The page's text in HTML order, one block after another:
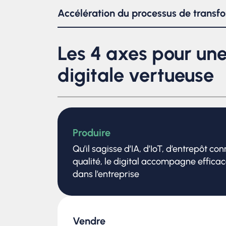
fournir un soutien pratique dans la
Accélération du processus de
apportent des compétences
progrès plus rapidement et plus
En résumé, nos directeurs / directrices en
stratégique, une gestion du changement et
transformation digitale en maximisant les
Les 4 axes pour
digitale vertueuse
Produire
Qu’il sagisse d’IA, d’IoT, d’entrepôt
qualité, le digital accompagne
dans l’entreprise
Vendre